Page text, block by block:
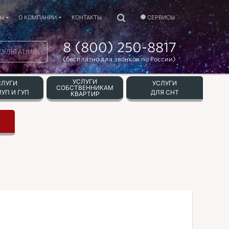
О КОМПАНИИ КОНТАКТЫ СЕРВИСЫ
8 (800) 250-8817
(бесплатно для звонков по России)
И ГУП
УСЛУГИ
СОБСТВЕННИКАМ
КВАРТИР
УСЛУГИ
ДЛЯ СНТ